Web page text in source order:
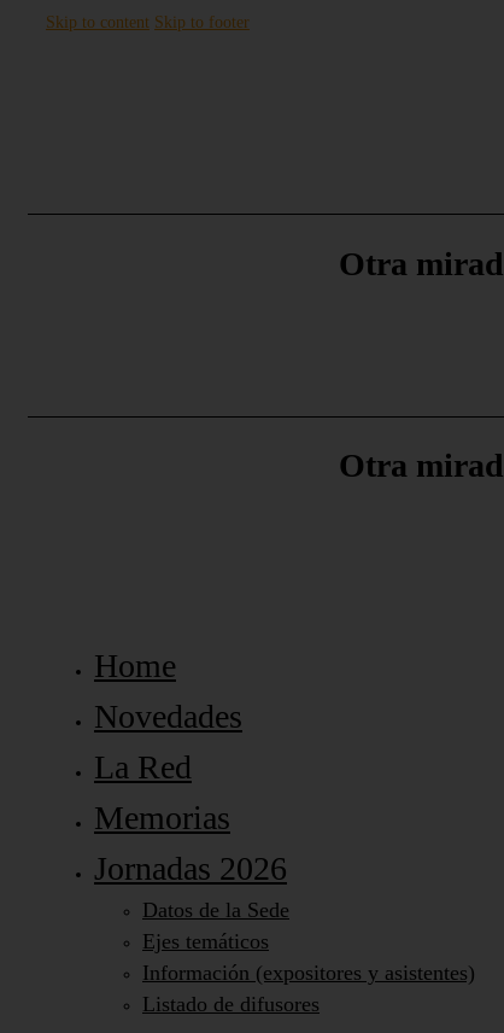
Skip to content Skip to footer
Otra
Otra
Home
Novedades
La Red
Memorias
Jornadas 2026
Datos de la Sede
Ejes temáticos
Información (expositores y asistentes)
Listado de difusores